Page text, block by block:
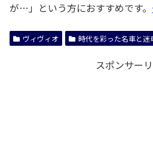
が…」という方におすすめです。
ヴィヴィオ 時代を彩った名車と迷
スポンサー